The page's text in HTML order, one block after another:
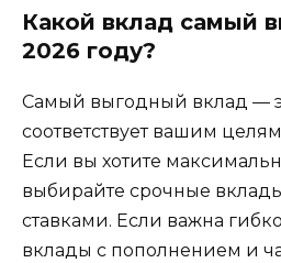
Какой вклад самый
2026 году?
Самый выгодный вклад —
соответствует вашим
Если вы хотите
выбирайте срочные
ставками. Если важна
вклады с пополнением и